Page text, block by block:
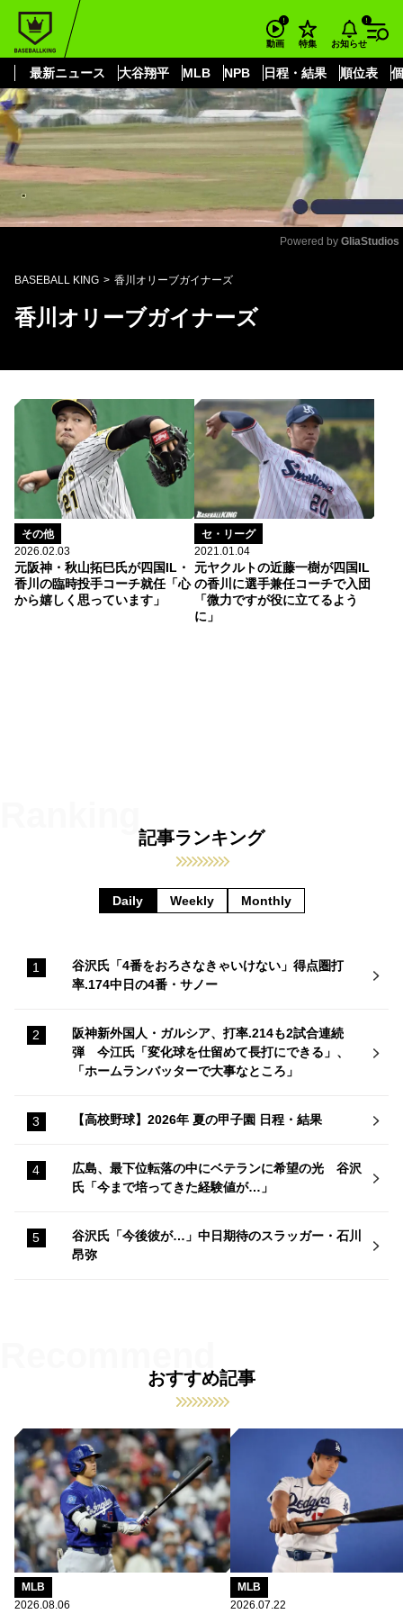
動画 特集 お知らせ
最新ニュース 大谷翔平 MLB NPB 日程・結果 順位表
もっと見る
Powered by GliaStudios
BASEBALL KING 香川オリーブガイナーズ
香川オリーブガイナーズ
その他
2026.02.03
元阪神・秋山拓巳氏が四国IL・
香川の臨時投手コーチ就任「心
から嬉しく思っています」
セ・リーグ
2021.01.04
元ヤクルトの近藤一樹が四国IL
の香川に選手兼任コーチで入団
「微力ですが役に立てるよう
に」
記事ランキング
Daily Weekly Monthly
谷沢氏「4番をおろさなきゃいけない」得点圏打
率.174中日の4番・サノー
阪神新外国人・ガルシア、打率.214も2試合連続
弾 今江氏「変化球を仕留めて長打にできる」、
「ホームランバッターで大事なところ」
【高校野球】2026年 夏の甲子園 日程・結果
広島、最下位転落の中にベテランに希望の光 谷沢
氏「今まで培ってきた経験値が…」
谷沢氏「今後彼が…」中日期待のスラッガー・石川
昂弥
おすすめ記事
MLB
2026.08.06
MLB
2026.07.22